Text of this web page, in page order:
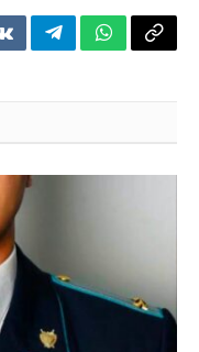
VKontakteTelegramWhatsApp
Copy